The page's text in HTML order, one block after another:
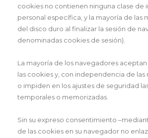
cookies no contienen ninguna clase de
personal específica, y la mayoría de las
del disco duro al finalizar la sesión de
denominadas cookies de sesión).
La mayoría de los navegadores
las cookies y, con independencia de las
o impiden en los ajustes de seguridad
temporales o memorizadas.
Sin su expreso consentimiento
de las cookies en su navegador no